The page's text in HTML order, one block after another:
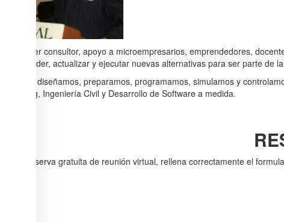
Como lider consultor, apoyo a microempresarios, emprendedores,
desaprender, actualizar y ejecutar nuevas alternativas para ser parte de
A su vez, diseñamos, preparamos, programamos, simulamos y
Marketing, Ingeniería Civil y Desarrollo de Software a medida.
Haz tu reserva gratuita de reunión virtual, rellena correctamente el